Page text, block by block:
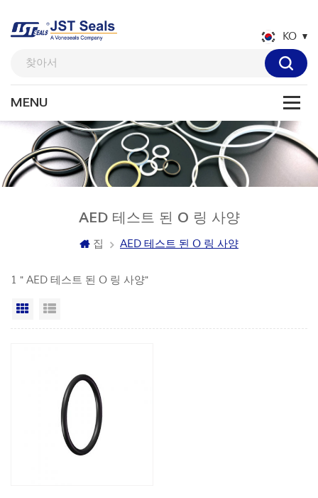
KO
AED 테스트 된 O 링 사양
집 AED 테스트 된 O 링 사양
1 " AED 테스트 된 O 링 사양"
격자보기